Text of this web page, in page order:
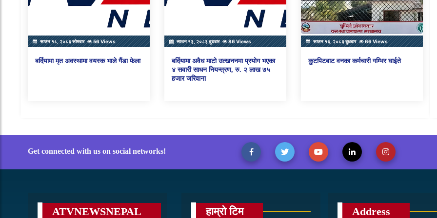
साउन १८, २०८३ सोमबार 56 Views
बर्दियामा मृत अवस्थामा वयस्क भाले गैंडा फेला
साउन १३, २०८३ बुधबार 86 Views
बर्दियामा अवैध माटो उत्खननमा प्रयोग भएका
४ सवारी साधन नियन्त्रण, रु. २ लाख ७५
हजार जरिवाना
साउन १३, २०८३ बुधबार 66 Views
कुटपिटबाट वनका कर्मचारी गम्भिर घाईते
Get connected with us on social networks!
ATVNEWSNEPAL हाम्रो टिम Address